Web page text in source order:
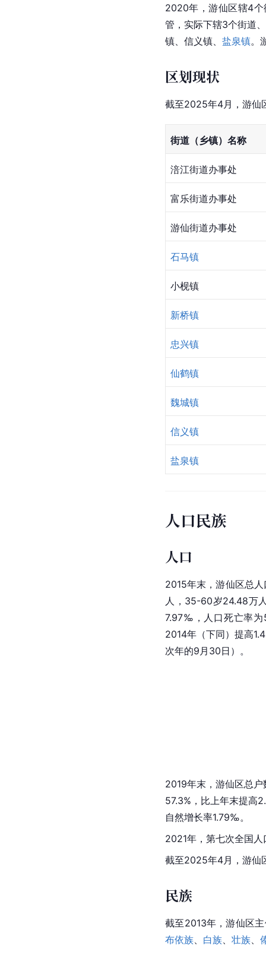
2020年，游仙区辖4
管，实际下辖3个街道
镇、 信义镇、 盐泉镇。
区划现状
截至2025年4月，游仙
街道（乡镇）名称
涪江街道办事处
富乐街道办事处
游仙街道办事处
石马镇
小枧镇
新桥镇
忠兴镇
仙鹤镇
魏城镇
信义镇
盐泉镇
人口民族
人口
2015年末，游仙区总
人，35-60岁24.48万
7.97‰，人口死亡率
2014年（下同）提高
次年的9月30日）。
2019年末，游仙区总
57.3%，比上年末提
自然增长率1.79‰。
2021年，第七次全国
截至2025年4月，游仙
民族
截至2013年，游仙区
布依族
白族 壮族